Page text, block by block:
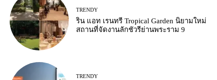
TRENDY
ริน แอท เรนทรี Tropical Garden นิยามใหม่
สถานที่จัดงานลักชัวรีย่านพระราม 9
TRENDY